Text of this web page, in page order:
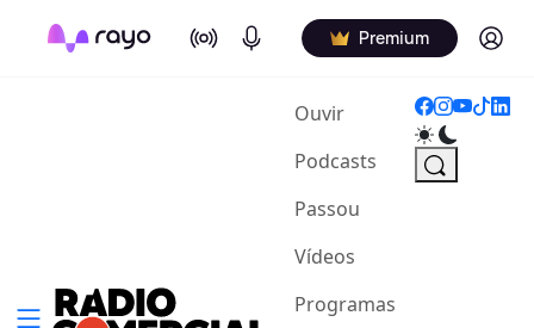
On Air Podcasts Premium Log in
Ouvir(current)
Podcasts
Passou
Vídeos
Programas